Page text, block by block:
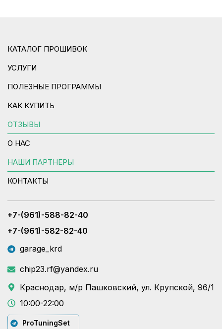
КАТАЛОГ ПРОШИВОК
УСЛУГИ
ПОЛЕЗНЫЕ ПРОГРАММЫ
КАК КУПИТЬ
ОТЗЫВЫ
О НАС
НАШИ ПАРТНЕРЫ
КОНТАКТЫ
+7-(961)-588-82-40
+7-(961)-582-82-40
garage_krd
chip23.rf@yandex.ru
Краснодар, м/р Пашковский, ул. Крупской, 96/1
10:00-22:00
ProTuningSet